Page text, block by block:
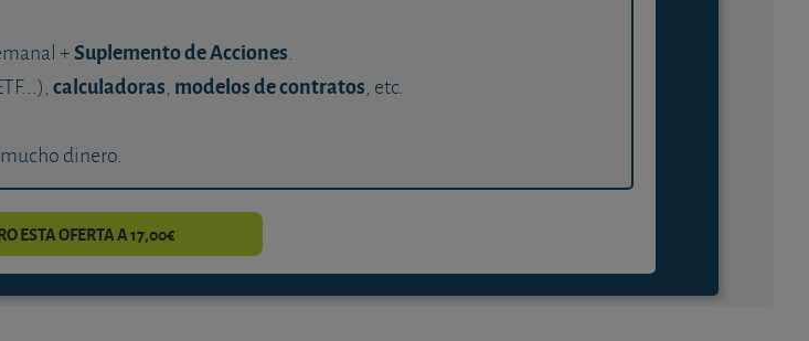
+Suplemento de Acciones.
calculadoras, modelos de contratos, etc.
dinero.
ESTA OFERTA A 17,00€